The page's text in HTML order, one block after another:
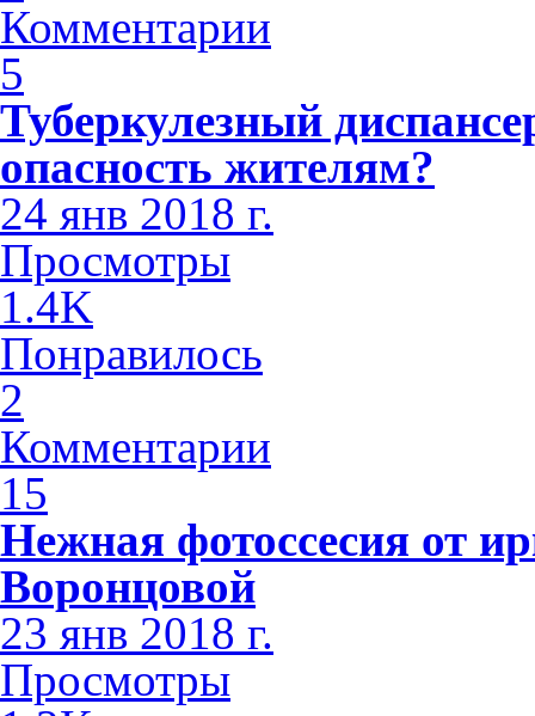
Комментарии
5
Туберкулезный
опасность жителям?
24 янв 2018 г.
Просмотры
1.4K
Понравилось
2
Комментарии
15
Нежная фотоссесия от
Воронцовой
23 янв 2018 г.
Просмотры